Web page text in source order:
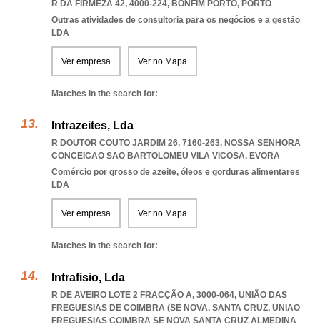
R DA FIRMEZA 42, 4000-224, BONFIM PORTO, PORTO
Outras atividades de consultoria para os negócios e a gestão
LDA
Ver empresa Ver no Mapa
Matches in the search for:
Intrazeites, Lda
R DOUTOR COUTO JARDIM 26, 7160-263, NOSSA SENHORA
CONCEICAO SAO BARTOLOMEU VILA VICOSA, EVORA
Comércio por grosso de azeite, óleos e gorduras alimentares
LDA
Ver empresa Ver no Mapa
Matches in the search for:
Intrafisio, Lda
R DE AVEIRO LOTE 2 FRACÇÃO A, 3000-064, UNIÃO DAS
FREGUESIAS DE COIMBRA (SE NOVA, SANTA CRUZ, UNIAO
FREGUESIAS COIMBRA SE NOVA SANTA CRUZ ALMEDINA